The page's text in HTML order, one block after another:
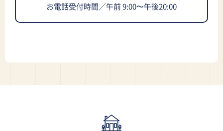
お電話受付時間／午前 9:00〜午後20:00